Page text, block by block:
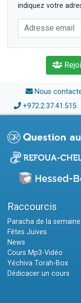
indiquez votre
Nous
+972.2.37.41.515
Raccourcis
Paracha de la semaine
Fêtes Juives
News
Cours Mp3-Vidéo
Yéchiva Torah-Box
Dédicacer un cours